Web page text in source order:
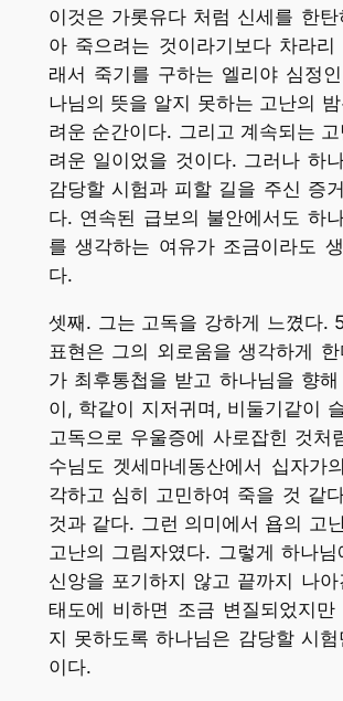
이것은 가롯유다 처럼 신세를 한
아 죽으려는 것이라기보다 차라
래서 죽기를 구하는 엘리야 심정
나님의 뜻을 알지 못하는 고난의
려운 순간이다. 그리고 계속되는
려운 일이었을 것이다. 그러나 하
감당할 시험과 피할 길을 주신 증
다. 연속된 급보의 불안에서도 하
를 생각하는 여유가 조금이라도
다.
셋째. 그는 고독을 강하게 느꼈다.
표현은 그의 외로움을 생각하게
가 최후통첩을 받고 하나님을 향
이, 학같이 지저귀며, 비둘기같이
고독으로 우울증에 사로잡힌 것처
수님도 겟세마네동산에서 십자가
각하고 심히 고민하여 죽을 것 같
것과 같다. 그런 의미에서 욥의 고
고난의 그림자였다. 그렇게 하나
신앙을 포기하지 않고 끝까지 나
태도에 비하면 조금 변질되었지만
지 못하도록 하나님은 감당할 시
이다.